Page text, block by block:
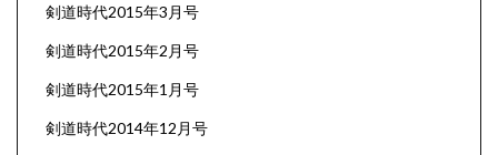
剣道時代2015年3月号
剣道時代2015年2月号
剣道時代2015年1月号
剣道時代2014年12月号